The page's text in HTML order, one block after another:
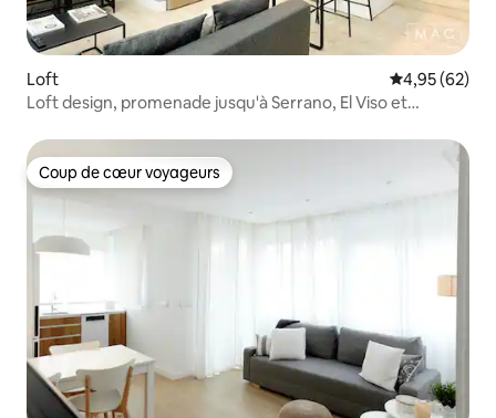
Loft Évaluation
4,95 (62)
Loft design, promenade jusqu'à Serrano, El Viso et
Coup de cœur voyageurs
Coup de cœur voyageurs